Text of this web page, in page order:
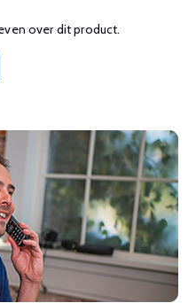
over dit product.